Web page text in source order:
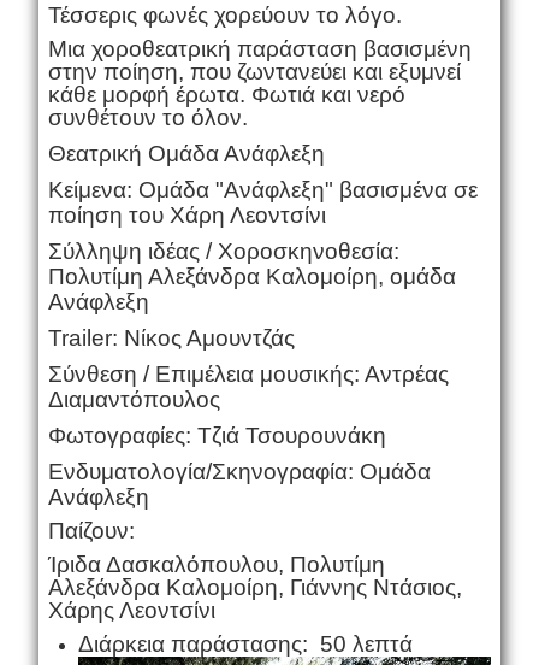
Τέσσερις φωνές χορεύουν το λόγο.
Μια χοροθεατρική παράσταση βασισμένη
στην ποίηση, που ζωντανεύει και εξυμνεί
κάθε μορφή έρωτα. Φωτιά και νερό
συνθέτουν το όλον.
Θεατρική Ομάδα Ανάφλεξη
Κείμενα: Ομάδα "Ανάφλεξη" βασισμένα σε
ποίηση του Χάρη Λεοντσίνι
Σύλληψη ιδέας / Χοροσκηνοθεσία:
Πολυτίμη Αλεξάνδρα Καλομοίρη, ομάδα
Ανάφλεξη
Trailer: Νίκος Αμουντζάς
Σύνθεση / Επιμέλεια μουσικής: Αντρέας
Διαμαντόπουλος
Φωτογραφίες: Τζιά Τσουρουνάκη
Ενδυματολογία/Σκηνογραφία: Ομάδα
Ανάφλεξη
Παίζουν:
Ίριδα Δασκαλόπουλου, Πολυτίμη
Αλεξάνδρα Καλομοίρη, Γιάννης Ντάσιος,
Χάρης Λεοντσίνι
Διάρκεια παράστασης: 50 λεπτά